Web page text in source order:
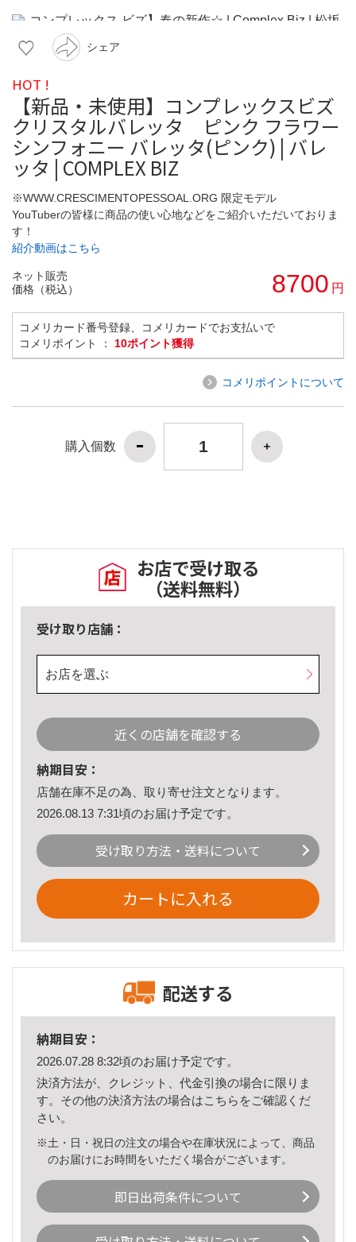
シェア
HOT !
【新品・未使用】コンプレックスビズ
クリスタルバレッタ ピンク フラワー
シンフォニー バレッタ(ピンク) | バレ
ッタ | COMPLEX BIZ
※WWW.CRESCIMENTOPESSOAL.ORG 限定モデル
YouTuberの皆様に商品の使い心地などをご紹介いただいておりま
す！
紹介動画はこちら
ネット販売
価格（税込）
8700 円
コメリカード番号登録、コメリカードでお支払いで
コメリポイント ： 10ポイント獲得
コメリポイントについて
購入個数
お店で受け取る
（送料無料）
受け取り店舗：
お店を選ぶ
近くの店舗を確認する
納期目安：
店舗在庫不足の為、取り寄せ注文となります。
2026.08.13 7:31頃のお届け予定です。
受け取り方法・送料について
カートに入れる
配送する
納期目安：
2026.07.28 8:32頃のお届け予定です。
決済方法が、クレジット、代金引換の場合に限りま
す。その他の決済方法の場合はこちら をご確認くだ
さい。
※土・日・祝日の注文の場合や在庫状況によって、商品
のお届けにお時間をいただく場合がございます。
即日出荷条件について